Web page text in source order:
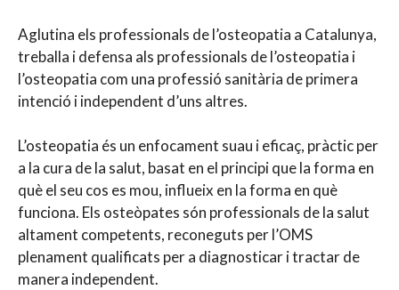
Aglutina els professionals de l’osteopatia a Catalunya,
treballa i defensa als professionals de l’osteopatia i
l’osteopatia com una professió sanitària de primera
intenció i independent d’uns altres.
L’osteopatia és un enfocament suau i eficaç, pràctic per
a la cura de la salut, basat en el principi que la forma en
què el seu cos es mou, influeix en la forma en què
funciona. Els osteòpates són professionals de la salut
altament competents, reconeguts per l’OMS
plenament qualificats per a diagnosticar i tractar de
manera independent.